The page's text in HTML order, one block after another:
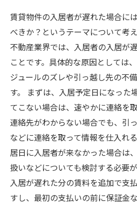
賃貸物件の入居者が遅れた場合に
べきか？というテーマについて考
不動産業界では、入居者の入居が
ことです。具体的な原因としては
ジュールのズレや引っ越し先の不
す。 まずは、入居予定日になった
てこない場合は、速やかに連絡を
連絡先がわからない場合でも、引
などに連絡を取って情報を仕入れ
居日に入居者が来なかった場合は
扱いなどについても検討する必要
入居が遅れた分の賃料を追加で支
すし、最初の支払いの前に保証金